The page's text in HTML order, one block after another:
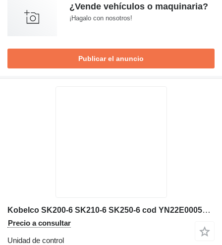
¿Vende vehículos o maquinaria?
¡Hagalo con nosotros!
Publicar el anuncio
Kobelco SK200-6 SK210-6 SK250-6 cod YN22E00055F6 unidad de control para maquinaria de construcción
Precio a consultar
Unidad de control